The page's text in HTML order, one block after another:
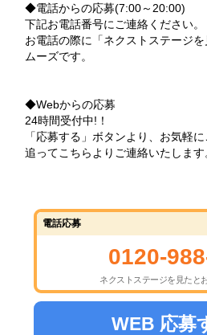
◆電話からの応募(7:00～20:00)
下記お電話番号にご連絡ください。
お電話の際に「ネクストステージ
ムーズです。
◆Webからの応募
24時間受付中!！
「応募する」ボタンより、お気軽に
追ってこちらよりご連絡いたします
電話応募
0120-
ネクストステージを見たと
WEB 応募